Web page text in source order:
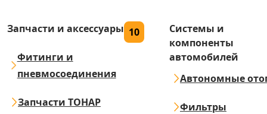
Запчасти и аксессуары 10
Фитинги и
пневмосоединения
Запчасти ТОНАР
Системы и
компоненты
автомобилей
Автономные
Фильтры